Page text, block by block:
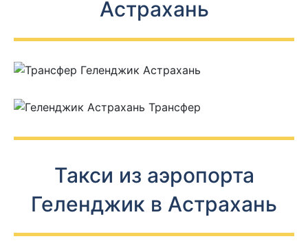
Астрахань
Такси из аэропорта
Геленджик в Астрахань